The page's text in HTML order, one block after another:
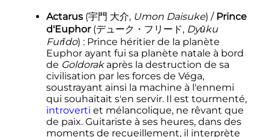
Actarus (宇門 大介, Umon Daisuke) / Prince
d'Euphor (デューク・フリード, Dyūku
Furīdo) : Prince héritier de la planète
Euphor ayant fui sa planète natale à bord
de Goldorakaprès la destruction de sa
civilisation par les forces de Véga,
soustrayant ainsi la machine à l'ennemi
qui souhaitait s'en servir. Il est tourmenté,
introverti et mélancolique, ne rêvant que
de paix. Guitariste à ses heures, dans des
moments de recueillement, il interprète